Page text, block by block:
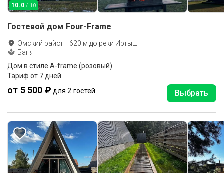
10.0 / 10
Гостевой дом Four-Frame
Омский район · 620 м до реки Иртыш
Баня
Дом в стиле А-frame (розовый)
Тариф от 7 дней.
от 5 500 ₽ для 2 гостей Выбрать